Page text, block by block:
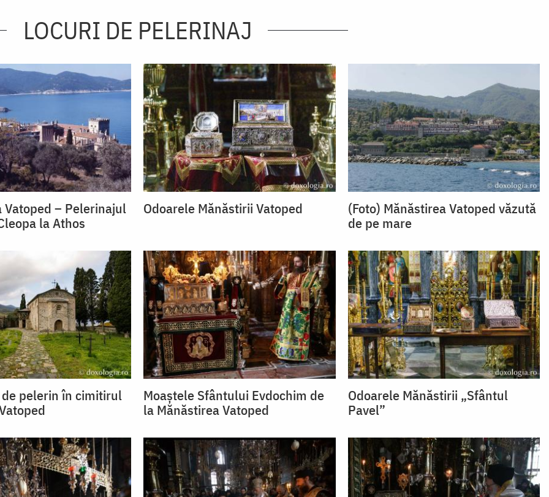
LOCURI DE PELERINAJ
Vatoped – Pelerinajul
la Athos
Odoarele Mănăstirii Vatoped
(Foto) Mănăstirea Vatoped văzută
de pe mare
de pelerin în cimitirul
Moaștele Sfântului Evdochim de
la Mănăstirea Vatoped
Odoarele Mănăstirii „Sfântul
Pavel”